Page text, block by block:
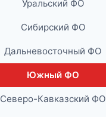
Уральский ФО
Сибирский ФО
Дальневосточный ФО
Южный ФО
Северо-Кавказский ФО